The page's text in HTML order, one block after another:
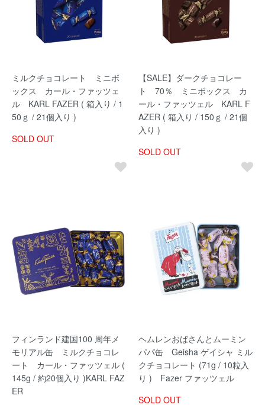
ミルクチョコレート ミニボ
ックス カール・ファッツェ
ル KARL FAZER ( 箱入り / 1
50ｇ / 21個入り )
SOLD OUT
【SALE】ダークチョコレー
ト 70％ ミニボックス カ
ール・ファッツェル KARL F
AZER ( 箱入り / 150ｇ / 21個
入り )
SOLD OUT
フィンランド建国100 周年メ
モリアル缶 ミルクチョコレ
ート カール・ファッツェル (
145g / 約20個入り )KARL FAZ
ER
ヘムレンおばさんとムーミン
パパ缶 Geisha ゲイシャ ミル
クチョコレート (71g / 10粒入
り ) Fazer ファッツェル
SOLD OUT